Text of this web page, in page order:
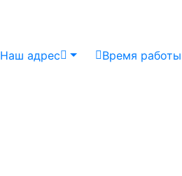
Наш адрес Время работы